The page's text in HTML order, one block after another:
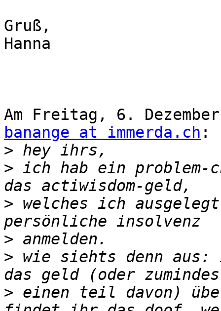
Gruß,
Hanna
banange at immerda.ch :
>
> ich hab ein problem-
> welches ich ausgelegt
>
> wie siehts denn
> einen teil davon)